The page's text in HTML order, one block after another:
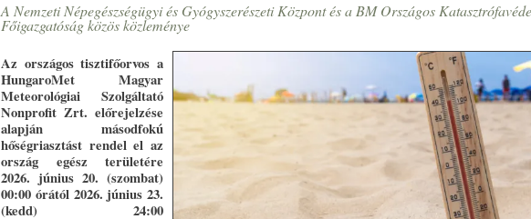
A Nemzeti Népegészségügyi és Gyógyszerészeti Központ és a BM Országos
Főigazgatóság közös közleménye
Az országos tisztifőorvos a
HungaroMet Magyar
Meteorológiai Szolgáltató
Nonprofit Zrt. előrejelzése
alapján másodfokú
hőségriasztást rendel el az
ország egész területére
2026. június 20. (szombat)
00:00 órától 2026. június 23.
(kedd) 24:00